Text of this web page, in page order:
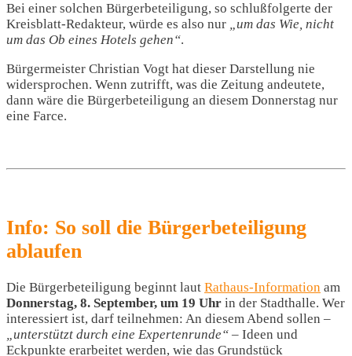
Bei einer solchen Bürgerbeteiligung, so schlußfolgerte der
Kreisblatt-Redakteur, würde es also nur „um das Wie, nicht
um das Ob eines Hotels gehen“.
Bürgermeister Christian Vogt hat dieser Darstellung nie
widersprochen. Wenn zutrifft, was die Zeitung andeutete,
dann wäre die Bürgerbeteiligung an diesem Donnerstag nur
eine Farce.
Info: So soll die Bürgerbeteiligung
ablaufen
Die Bürgerbeteiligung beginnt laut Rathaus-Information am
Donnerstag, 8. September, um 19 Uhr in der Stadthalle. Wer
interessiert ist, darf teilnehmen: An diesem Abend sollen –
„unterstützt durch eine Expertenrunde“ – Ideen und
Eckpunkte erarbeitet werden, wie das Grundstück